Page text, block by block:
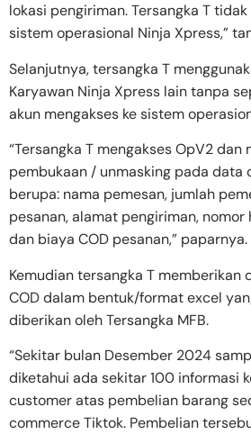
lokasi pengiriman. Tersangka T
sistem operasional Ninja Xpress,”
Selanjutnya, tersangka T
Karyawan Ninja Xpress lain tanpa
akun mengakses ke sistem
“Tersangka T mengakses OpV2 dan
pembukaan / unmasking pada
berupa: nama pemesan, jumlah
pesanan, alamat pengiriman,
dan biaya COD pesanan,” paparnya.
Kemudian tersangka T memberikan
COD dalam bentuk/format excel
diberikan oleh Tersangka MFB.
“Sekitar bulan Desember 2024
diketahui ada sekitar 100 informasi
customer atas pembelian barang
commerce Tiktok. Pembelian